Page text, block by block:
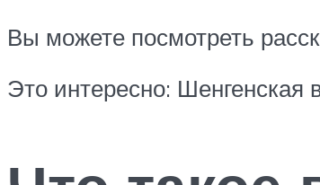
Вы можете посмотреть
Это интересно: